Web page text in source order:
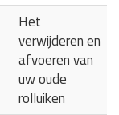
Het
verwijderen en
afvoeren van
uw oude
rolluiken